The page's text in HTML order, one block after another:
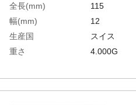
全長(mm)
115
幅(mm)
12
生産国
スイス
重さ
4.000G
バー30%入)